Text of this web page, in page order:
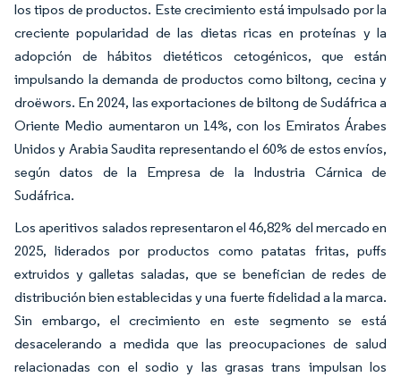
los tipos de productos. Este crecimiento está impulsado por la
creciente popularidad de las dietas ricas en proteínas y la
adopción de hábitos dietéticos cetogénicos, que están
impulsando la demanda de productos como biltong, cecina y
droëwors. En 2024, las exportaciones de biltong de Sudáfrica a
Oriente Medio aumentaron un 14%, con los Emiratos Árabes
Unidos y Arabia Saudita representando el 60% de estos envíos,
según datos de la Empresa de la Industria Cárnica de
Sudáfrica.
Los aperitivos salados representaron el 46,82% del mercado en
2025, liderados por productos como patatas fritas, puffs
extruidos y galletas saladas, que se benefician de redes de
distribución bien establecidas y una fuerte fidelidad a la marca.
Sin embargo, el crecimiento en este segmento se está
desacelerando a medida que las preocupaciones de salud
relacionadas con el sodio y las grasas trans impulsan los